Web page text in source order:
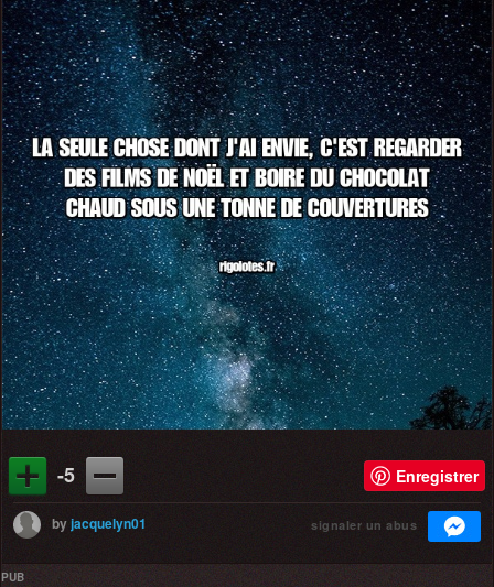
-5 Enregistrer
byjacquelyn01 signaler un abus
PUB